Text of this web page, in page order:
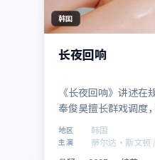
韩国
长夜回响
《长夜回响》讲述在
奉俊昊擅长群戏调度
贤的对手戏尤为出彩
亦贡献记忆点角色。
定位清晰，2025年8
地区 韩国
主演
蒂尔达·斯文顿